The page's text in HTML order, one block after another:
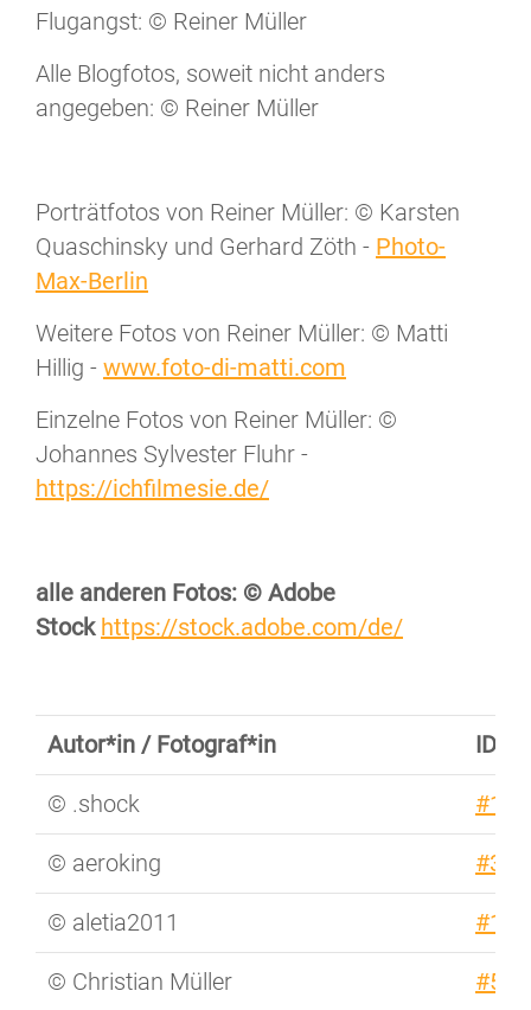
Flugangst: © Reiner Müller
Alle Blogfotos, soweit nicht anders
angegeben: © Reiner Müller
Porträtfotos von Reiner Müller: © Karsten
Quaschinsky und Gerhard Zöth - Photo-
Max-Berlin
Weitere Fotos von Reiner Müller: © Matti
Hillig - www.foto-di-matti.com
Einzelne Fotos von Reiner Müller: ©
Johannes Sylvester Fluhr -
https://ichfilmesie.de/
alle anderen Fotos: © Adobe
Stock https://stock.adobe.com/de/
Autor*in / Fotograf*in ID
© .shock
© aeroking
© aletia2011
© Christian Müller